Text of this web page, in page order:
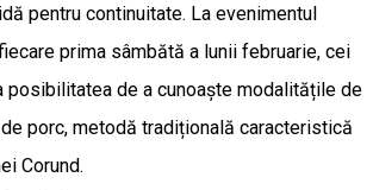
pentru continuitate. La evenimentul
prima sâmbătă a lunii februarie, cei
posibilitatea de a cunoaște modalitățile de
porc, metodă tradițională caracteristică
Corund.